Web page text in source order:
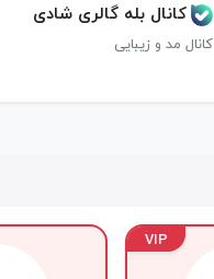
کانال بله گالری شادی
کانال مد و زیبایی
VIP